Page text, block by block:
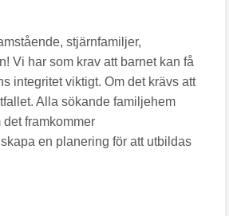
stjärnfamiljer,
Vi har som krav att barnet kan få
integritet viktigt. Om det krävs att
Alla sökande familjehem
framkommer
en planering för att utbildas